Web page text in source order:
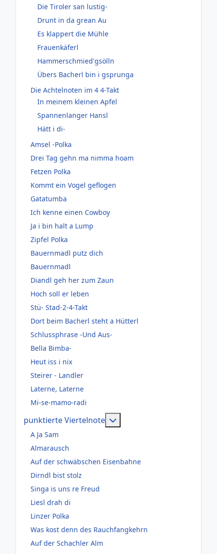
Die Tiroler san lustig-
Drunt in da grean Au
Es klappert die Mühle
Frauenkäferl
Hammerschmied'gsölln
Übers Bacherl bin i gsprunga
Die Achtelnoten im 4 4-Takt
In meinem kleinen Apfel
Spannenlanger Hansl
Hätt i di-
Amsel -Polka
Drei Tag gehn ma nimma hoam
Fetzen Polka
Kommt ein Vogel geflogen
Gatatumba
Ich kenne einen Cowboy
Ja i bin halt a Lump
Zipfel Polka
Bauernmadl putz dich
Bauernmadl
Diandl geh her zum Zaun
Hoch soll er leben
Stü- Stad-2-4-Takt
Dort beim Bacherl steht a Hütterl
Schlussphrase -Und Aus-
Bella Bimba-
Heut iss i nix
Steirer - Landler
Laterne, Laterne
Mi-se-mamo-radi
punktierte Viertelnote
A Ja Sam
Almarausch
Auf der schwäbschen Eisenbahne
Dirndl bist stolz
Singa is uns re Freud
Liesl drah di
Linzer Polka
Was kost denn des Rauchfangkehrn
Auf der Schachler Alm